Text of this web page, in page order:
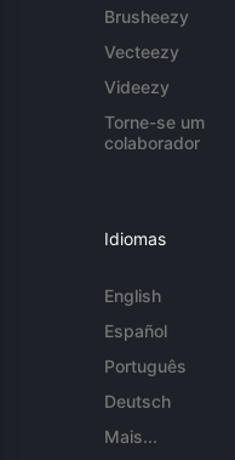
Brusheezy
Vecteezy
Videezy
Torne-se um
colaborador
Idiomas
English
Español
Português
Deutsch
Mais...